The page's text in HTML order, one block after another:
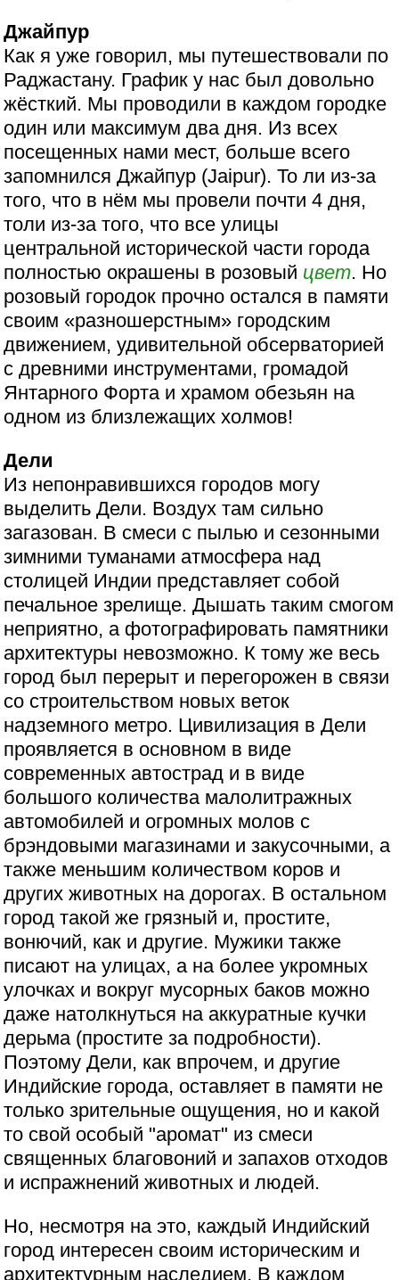
Джайпур
Как я уже говорил, мы путешествовали по
Раджастану. График у нас был довольно
жёсткий. Мы проводили в каждом городке
один или максимум два дня. Из всех
посещенных нами мест, больше всего
запомнился Джайпур (Jaipur). То ли из-за
того, что в нём мы провели почти 4 дня,
толи из-за того, что все улицы
центральной исторической части города
полностью окрашены в розовый цвет. Но
розовый городок прочно остался в памяти
своим «разношерстным» городским
движением, удивительной обсерваторией
с древними инструментами, громадой
Янтарного Форта и храмом обезьян на
одном из близлежащих холмов!
Дели
Из непонравившихся городов могу
выделить Дели. Воздух там сильно
загазован. В смеси с пылью и сезонными
зимними туманами атмосфера над
столицей Индии представляет собой
печальное зрелище. Дышать таким смогом
неприятно, а фотографировать памятники
архитектуры невозможно. К тому же весь
город был перерыт и перегорожен в связи
со строительством новых веток
надземного метро. Цивилизация в Дели
проявляется в основном в виде
современных автострад и в виде
большого количества малолитражных
автомобилей и огромных молов с
брэндовыми магазинами и закусочными, а
также меньшим количеством коров и
других животных на дорогах. В остальном
город такой же грязный и, простите,
вонючий, как и другие. Мужики также
писают на улицах, а на более укромных
улочках и вокруг мусорных баков можно
даже натолкнуться на аккуратные кучки
дерьма (простите за подробности).
Поэтому Дели, как впрочем, и другие
Индийские города, оставляет в памяти не
только зрительные ощущения, но и какой
то свой особый "аромат" из смеси
священных благовоний и запахов отходов
и испражнений животных и людей.
Но, несмотря на это, каждый Индийский
город интересен своим историческим и
архитектурным наследием. В каждом